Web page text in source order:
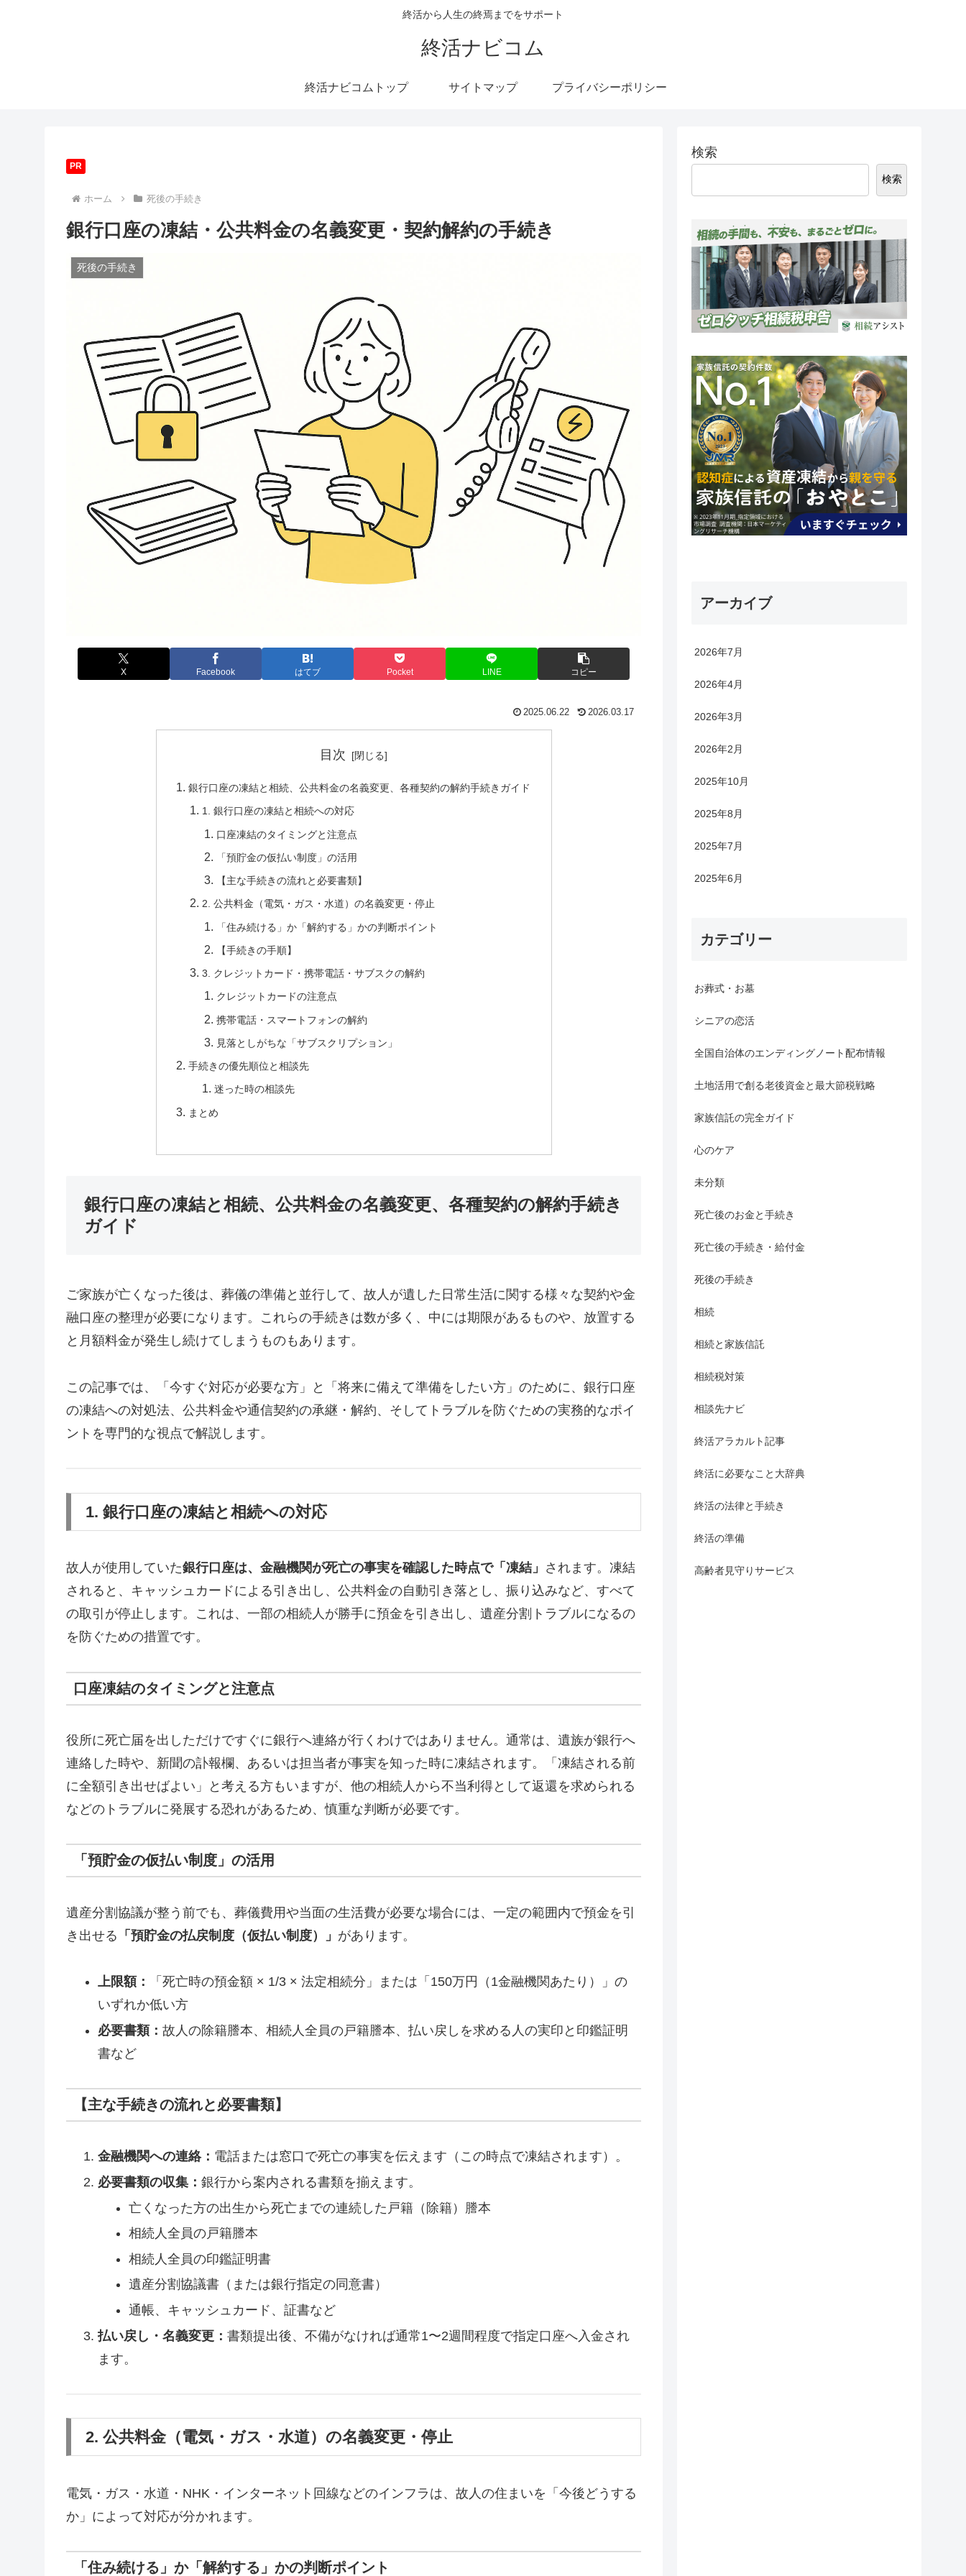
終活から人生の終焉までをサポート
終活ナビコム
終活ナビコムトップ サイトマップ プライバシーポリシー
PR
ホーム 死後の手続き
銀行口座の凍結・公共料金の名義変更・契約解約の手続き
死後の手続き
X Facebook はてブ Pocket LINE コピー
2025.06.22 2026.03.17
目次
銀行口座の凍結と相続、公共料金の名義変更、各種契約の解約手続きガイド
1. 銀行口座の凍結と相続への対応
口座凍結のタイミングと注意点
「預貯金の仮払い制度」の活用
【主な手続きの流れと必要書類】
2. 公共料金（電気・ガス・水道）の名義変更・停止
「住み続ける」か「解約する」かの判断ポイント
【手続きの手順】
3. クレジットカード・携帯電話・サブスクの解約
クレジットカードの注意点
携帯電話・スマートフォンの解約
見落としがちな「サブスクリプション」
手続きの優先順位と相談先
迷った時の相談先
まとめ
銀行口座の凍結と相続、公共料金の名義変更、各種契約の解約手続き
ガイド
ご家族が亡くなった後は、葬儀の準備と並行して、故人が遺した日常生活に関する様々な契約や金
融口座の整理が必要になります。これらの手続きは数が多く、中には期限があるものや、放置する
と月額料金が発生し続けてしまうものもあります。
この記事では、「今すぐ対応が必要な方」と「将来に備えて準備をしたい方」のために、銀行口座
の凍結への対処法、公共料金や通信契約の承継・解約、そしてトラブルを防ぐための実務的なポイ
ントを専門的な視点で解説します。
1. 銀行口座の凍結と相続への対応
故人が使用していた銀行口座は、金融機関が死亡の事実を確認した時点で「凍結」 されます。凍結
されると、キャッシュカードによる引き出し、公共料金の自動引き落とし、振り込みなど、すべて
の取引が停止します。これは、一部の相続人が勝手に預金を引き出し、遺産分割トラブルになるの
を防ぐための措置です。
口座凍結のタイミングと注意点
役所に死亡届を出しただけですぐに銀行へ連絡が行くわけではありません。通常は、遺族が銀行へ
連絡した時や、新聞の訃報欄、あるいは担当者が事実を知った時に凍結されます。「凍結される前
に全額引き出せばよい」と考える方もいますが、他の相続人から不当利得として返還を求められる
などのトラブルに発展する恐れがあるため、慎重な判断が必要です。
「預貯金の仮払い制度」の活用
遺産分割協議が整う前でも、葬儀費用や当面の生活費が必要な場合には、一定の範囲内で預金を引
き出せる 「預貯金の払戻制度（仮払い制度）」 があります。
上限額：
「死亡時の預金額 × 1/3 × 法定相続分」または「150万円（1金融機関あたり）」の
いずれか低い方
必要書類： 故人の除籍謄本、相続人全員の戸籍謄本、払い戻しを求める人の実印と印鑑証明
書など
【主な手続きの流れと必要書類】
金融機関への連絡： 電話または窓口で死亡の事実を伝えます（この時点で凍結されます）。
必要書類の収集： 銀行から案内される書類を揃えます。
亡くなった方の出生から死亡までの連続した戸籍（除籍）謄本
相続人全員の戸籍謄本
相続人全員の印鑑証明書
遺産分割協議書（または銀行指定の同意書）
通帳、キャッシュカード、証書など
払い戻し・名義変更： 書類提出後、不備がなければ通常1〜2週間程度で指定口座へ入金され
ます。
2. 公共料金（電気・ガス・水道）の名義変更・停止
電気・ガス・水道・NHK・インターネット回線などのインフラは、故人の住まいを「今後どうする
か」によって対応が分かれます。
「住み続ける」か「解約する」かの判断ポイント
検索
検索
アーカイブ
2026年7月
2026年4月
2026年3月
2026年2月
2025年10月
2025年8月
2025年7月
2025年6月
カテゴリー
お葬式・お墓
シニアの恋活
全国自治体のエンディングノート配布情報
土地活用で創る老後資金と最大節税戦略
家族信託の完全ガイド
心のケア
未分類
死亡後のお金と手続き
死亡後の手続き・給付金
死後の手続き
相続
相続と家族信託
相続税対策
相談先ナビ
終活アラカルト記事
終活に必要なこと大辞典
終活の法律と手続き
終活の準備
高齢者見守りサービス